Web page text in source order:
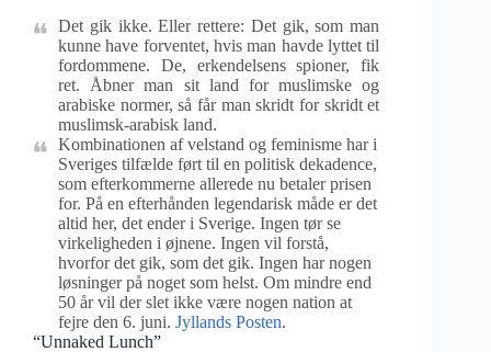
Det gik ikke. Eller rettere: Det gik, som man
kunne have forventet, hvis man havde lyttet til
fordommene. De, erkendelsens spioner, fik
ret. Åbner man sit land for muslimske og
arabiske normer, så får man skridt for skridt et
muslimsk-arabisk land.
Kombinationen af velstand og feminisme har i
Sveriges tilfælde ført til en politisk dekadence,
som efterkommerne allerede nu betaler prisen
for. På en efterhånden legendarisk måde er det
altid her, det ender i Sverige. Ingen tør se
virkeligheden i øjnene. Ingen vil forstå,
hvorfor det gik, som det gik. Ingen har nogen
løsninger på noget som helst. Om mindre end
50 år vil der slet ikke være nogen nation at
fejre den 6. juni. Jyllands Posten.
“Unnaked Lunch”